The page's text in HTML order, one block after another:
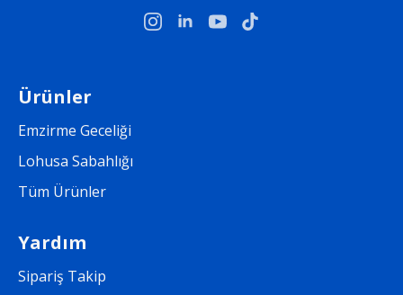
Ürünler
Emzirme Geceliği
Lohusa Sabahlığı
Tüm Ürünler
Yardım
Sipariş Takip